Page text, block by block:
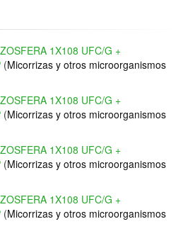
1X108 UFC/G +
(Micorrizas y otros microorganismos
1X108 UFC/G +
(Micorrizas y otros microorganismos
1X108 UFC/G +
(Micorrizas y otros microorganismos
1X108 UFC/G +
(Micorrizas y otros microorganismos